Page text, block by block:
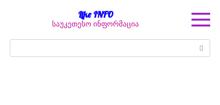
Like INFO
საუკეთესო ინფორმაცია